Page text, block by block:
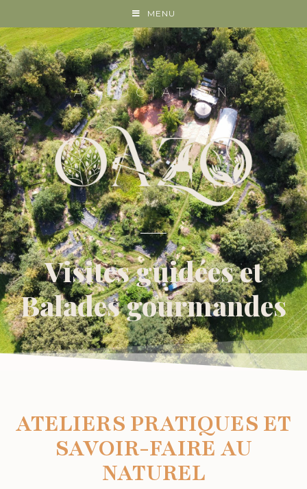
MENU
ASSOCIATION
Visites guidées et
Balades gourmandes
ATELIERS PRATIQUES ET
SAVOIR-FAIRE AU
NATUREL